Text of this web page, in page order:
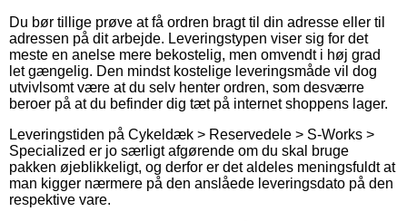
Du bør tillige prøve at få ordren bragt til din adresse eller til
adressen på dit arbejde. Leveringstypen viser sig for det
meste en anelse mere bekostelig, men omvendt i høj grad
let gængelig. Den mindst kostelige leveringsmåde vil dog
utvivlsomt være at du selv henter ordren, som desværre
beroer på at du befinder dig tæt på internet shoppens lager.
Leveringstiden på Cykeldæk > Reservedele > S-Works >
Specialized er jo særligt afgørende om du skal bruge
pakken øjeblikkeligt, og derfor er det aldeles meningsfuldt at
man kigger nærmere på den anslåede leveringsdato på den
respektive vare.